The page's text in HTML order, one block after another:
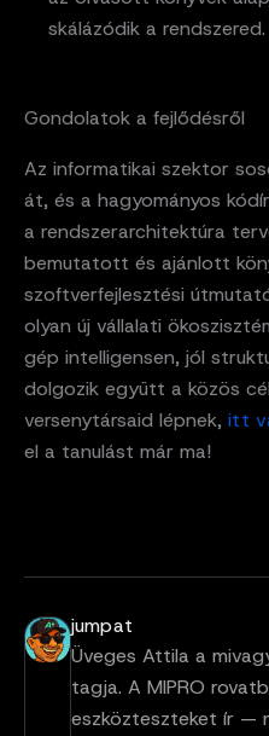
skálázódik a rendszered.
Gondolatok a fejlődésről
Az informatikai szektor
át, és a hagyományos
a rendszerarchitektúra
bemutatott és ajánlott
szoftverfejlesztési
olyan új vállalati
gép intelligensen, jól
dolgozik együtt a közös
versenytársaid lépnek, itt
el a tanulást már ma!
jumpat
Üveges Attila a
tagja. A MIPRO
eszközteszteket ír —